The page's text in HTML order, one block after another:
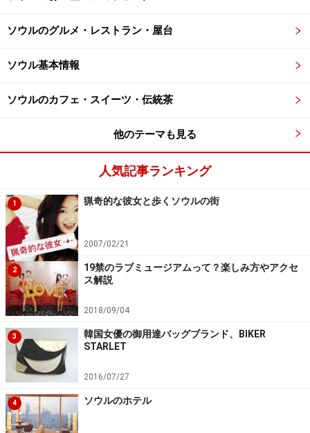
規模は小さいですが、それゆえの便利さがあること、ま
た、ショッピング施設も整っているので、宿泊する予定
の場所や空港までの移動距離を少しでも減らしたい方
は、金浦空港利用を考えてみてもいいかもしれません
金浦空港からソウル市内へのアクセス
金浦空港の免税店はどう利用する？
2019年にオープンしたばかりの新羅免税店。酒類・たばこ店
は新羅免税店の単独運営です
さて、楽しみなのが免税店でのショッピングですね。金
浦国際空港には、
ます。香水や化粧品、サングラスなどのファッションア
クセサリーから、酒類や紅参などの食品類まで販売して
います。有名ブランドの代表的な化粧品アイテムを購入
ソウルのグルメ・レストラン・屋台
ソウル基本情報
ソウルのカフェ・スイーツ・伝統茶
他のテーマも見る
人気記事ランキング
1 猟奇的な彼女と歩くソウルの街
2007/02/21
2
19禁のラブミュージアムって？楽しみ方やアクセ
ス解説
2018/09/04
3
韓国女優の御用達バッグブランド、BIKER
STARLET
2016/07/27
4 ソウルのホテル